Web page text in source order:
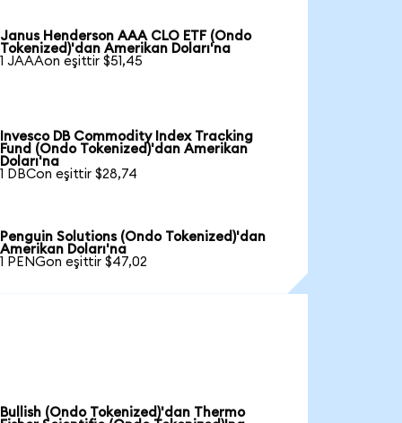
Janus Henderson AAA CLO ETF (Ondo
Tokenized)'dan Amerikan Doları'na
1 JAAAon eşittir $51,45
Invesco DB Commodity Index Tracking
Fund (Ondo Tokenized)'dan Amerikan
Doları'na
1 DBCon eşittir $28,74
Penguin Solutions (Ondo Tokenized)'dan
Amerikan Doları'na
1 PENGon eşittir $47,02
Bullish (Ondo Tokenized)'dan Thermo